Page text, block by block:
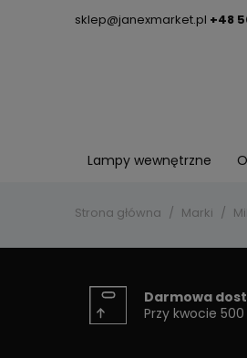
sklep@janexmarket.pl +48
Lampy wewnętrzne
Strona główna Marki
Darmowa
Przy kwocie 500